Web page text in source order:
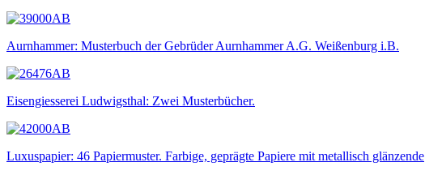
Aurnhammer: Musterbuch der Gebrüder Aurnhammer A.G. Weißenburg i.B.
Eisengiesserei Ludwigsthal: Zwei Musterbücher.
Luxuspapier: 46 Papiermuster. Farbige, geprägte Papiere mit metallisch glänzende